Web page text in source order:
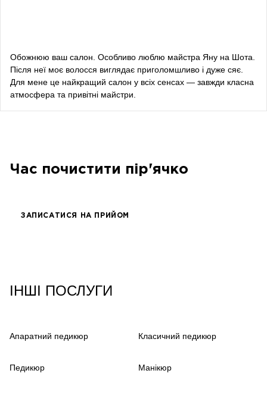
Bazhana
songwriter
Обожнюю ваш салон. Особливо люблю майстра Яну на Шота.
Після неї моє волосся виглядає приголомшливо і дуже сяє.
Для мене це найкращий салон у всіх сенсах — завжди класна
атмосфера та привітні майстри.
Час почистити пір'ячко
ЗАПИСАТИСЯ НА ПРИЙОМ
ІНШІ ПОСЛУГИ
Апаратний педикюр Класичний педикюр
Педикюр Манікюр